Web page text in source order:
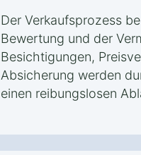
Der Verkaufsprozess
Bewertung und der
Besichtigungen,
Absicherung werden
einen reibungslosen